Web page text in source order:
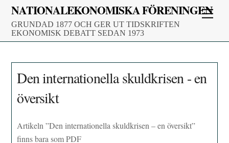
Skip
content
NATIONALEKONOMISKA FÖRENINGEN
GRUNDAD 1877 OCH GER UT TIDSKRIFTEN
EKONOMISK DEBATT SEDAN 1973
Den internationella skuldkrisen - en
översikt
Artikeln ”Den internationella skuldkrisen – en översikt”
finns bara som PDF